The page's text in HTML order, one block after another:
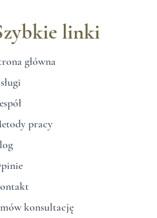
linki
główna
pracy
konsultację